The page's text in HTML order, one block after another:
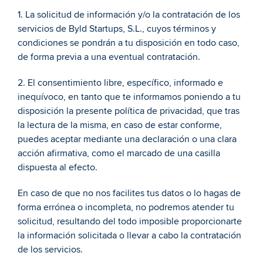
1. La solicitud de información y/o la contratación de los
servicios de Byld Startups, S.L., cuyos términos y
condiciones se pondrán a tu disposición en todo caso,
de forma previa a una eventual contratación.
2. El consentimiento libre, específico, informado e
inequívoco, en tanto que te informamos poniendo a tu
disposición la presente política de privacidad, que tras
la lectura de la misma, en caso de estar conforme,
puedes aceptar mediante una declaración o una clara
acción afirmativa, como el marcado de una casilla
dispuesta al efecto.
En caso de que no nos facilites tus datos o lo hagas de
forma errónea o incompleta, no podremos atender tu
solicitud, resultando del todo imposible proporcionarte
la información solicitada o llevar a cabo la contratación
de los servicios.